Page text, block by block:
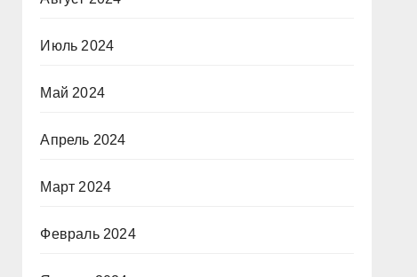
Июль 2024
Май 2024
Апрель 2024
Март 2024
Февраль 2024